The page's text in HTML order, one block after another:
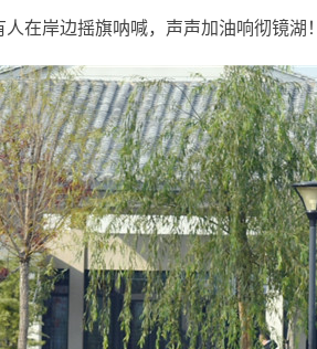
在岸边摇旗呐喊，声声加油响彻镜湖！